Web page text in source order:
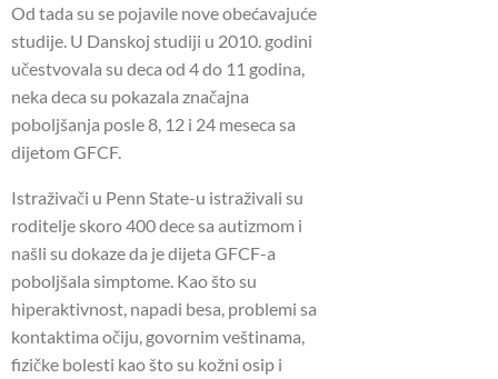
Od tada su se pojavile nove obećavajuće
studije. U Danskoj studiji u 2010. godini
učestvovala su deca od 4 do 11 godina,
neka deca su pokazala značajna
poboljšanja posle 8, 12 i 24 meseca sa
dijetom GFCF.
Istraživači u Penn State-u istraživali su
roditelje skoro 400 dece sa autizmom i
našli su dokaze da je dijeta GFCF-a
poboljšala simptome. Kao što su
hiperaktivnost, napadi besa, problemi sa
kontaktima očiju, govornim veštinama,
fizičke bolesti kao što su kožni osip i